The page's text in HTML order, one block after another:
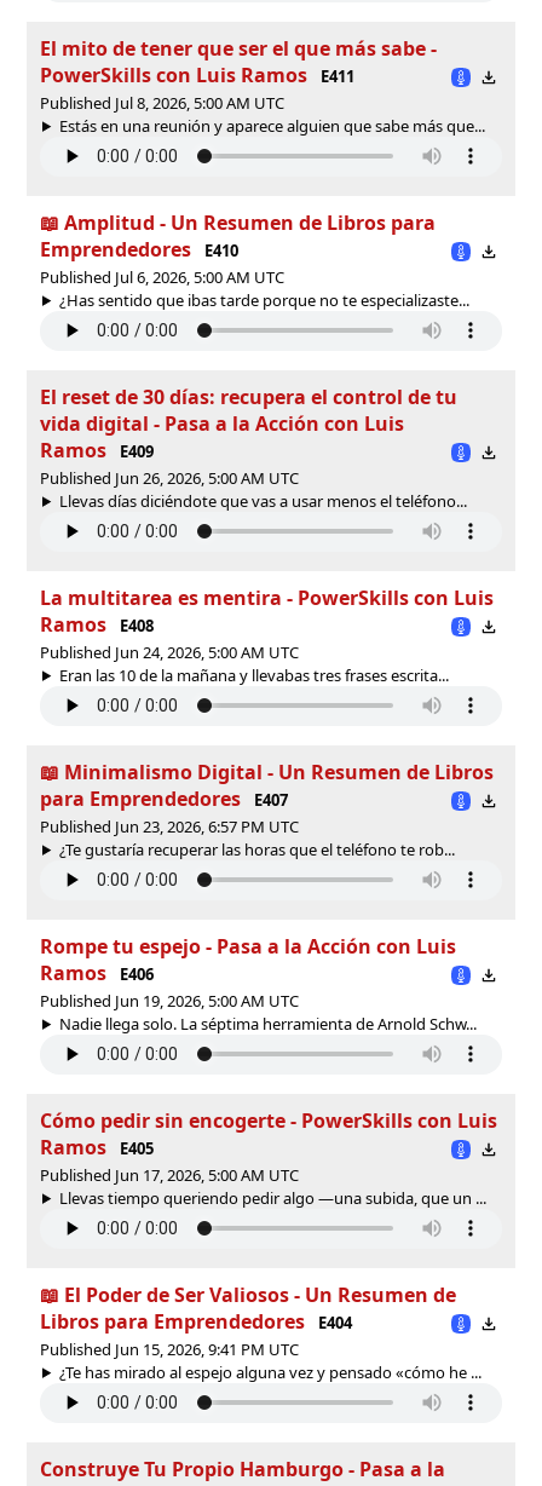
El mito de tener que ser el que más sabe -
PowerSkills con Luis Ramos
E411
Published Jul 8, 2026, 5:00 AM UTC
Estás en una reunión y aparece alguien que sabe más que...
📖 Amplitud - Un Resumen de Libros para
Emprendedores
E410
Published Jul 6, 2026, 5:00 AM UTC
¿Has sentido que ibas tarde porque no te especializaste...
El reset de 30 días: recupera el control de tu
vida digital - Pasa a la Acción con Luis
Ramos
E409
Published Jun 26, 2026, 5:00 AM UTC
Llevas días diciéndote que vas a usar menos el teléfono...
La multitarea es mentira - PowerSkills con Luis
Ramos
E408
Published Jun 24, 2026, 5:00 AM UTC
Eran las 10 de la mañana y llevabas tres frases escrita...
📖 Minimalismo Digital - Un Resumen de Libros
para Emprendedores
E407
Published Jun 23, 2026, 6:57 PM UTC
¿Te gustaría recuperar las horas que el teléfono te rob...
Rompe tu espejo - Pasa a la Acción con Luis
Ramos
E406
Published Jun 19, 2026, 5:00 AM UTC
Nadie llega solo. La séptima herramienta de Arnold Schw...
Cómo pedir sin encogerte - PowerSkills con Luis
Ramos
E405
Published Jun 17, 2026, 5:00 AM UTC
Llevas tiempo queriendo pedir algo —una subida, que un ...
📖 El Poder de Ser Valiosos - Un Resumen de
Libros para Emprendedores
E404
Published Jun 15, 2026, 9:41 PM UTC
¿Te has mirado al espejo alguna vez y pensado «cómo he ...
Construye Tu Propio Hamburgo - Pasa a la